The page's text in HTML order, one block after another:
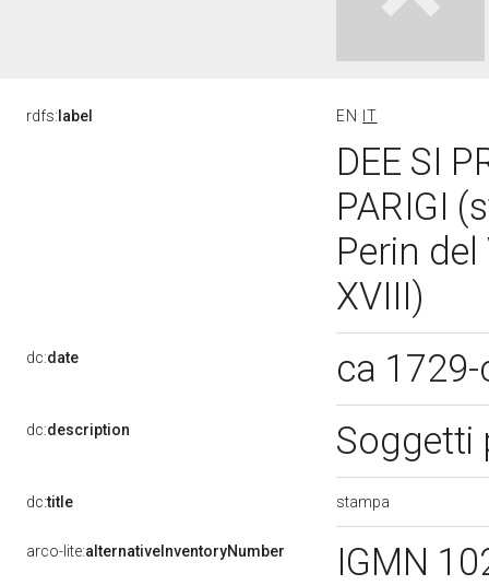
rdfs: label EN IT
DEE SI
PARIGI
Perin
XVIII)
dc:date ca
dc:description
dc:title stampa
arco-lite:alternativeInventoryNumber IGMN